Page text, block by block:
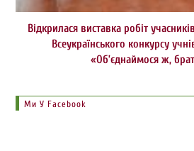
Відкрилася виставка робіт
Всеукраїнського конкурсу
«Об’єднаймося ж,
Ми У Facebook